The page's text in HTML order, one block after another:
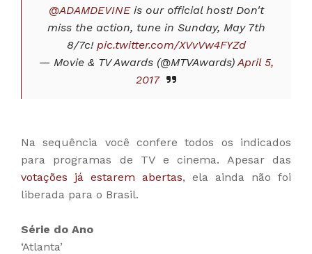
@ADAMDEVINEis our official host! Don't
miss the action, tune in Sunday, May 7th
8/7c! pic.twitter.com/XVvVw4FYZd
— Movie & TV Awards (@MTVAwards)April 5,
2017
Na sequência você confere todos os indicados
para programas de TV e cinema. Apesar das
votações já estarem abertas, ela ainda não foi
liberada para o Brasil.
Série do Ano
‘Atlanta’